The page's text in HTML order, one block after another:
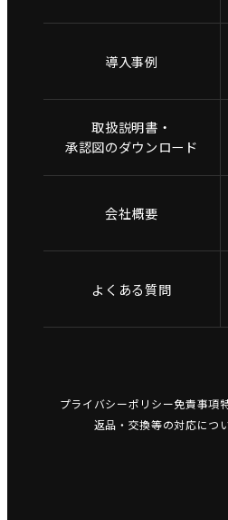
導入事例
取扱説明書・
承認図のダウンロード
会社概要
よくある質問
プライバシーポリシー免責事項
返品・交換等の対応につ